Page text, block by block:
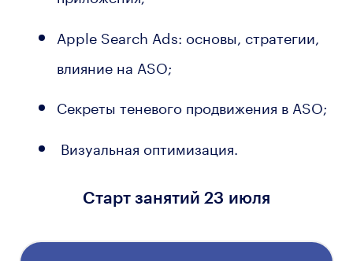
Apple Search Ads: основы, стратегии,
влияние на ASO;
Секреты теневого продвижения в ASO;
Визуальная оптимизация.
Старт занятий 23 июля